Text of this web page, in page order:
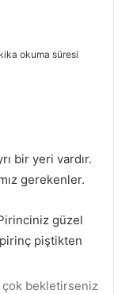
okuma süresi
bir yeri vardır.
gerekenler.
güzel
piştikten
çok bekletirseniz